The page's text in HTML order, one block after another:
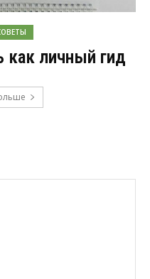
как личный гид